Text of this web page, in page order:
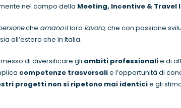
nel campo della Meeting, Incentive & Travel
che amanoil loro lavoro, che con passione
all’estero che in Italia.
di diversificare gli ambiti professionalie di
competenze trasversalie l’opportunità di
progetti non si ripetono mai identicie gli